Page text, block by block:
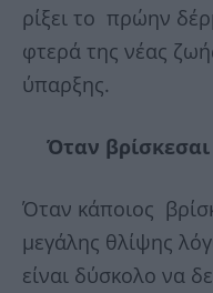
ρίξει το πρώην
φτερά της νέας
ύπαρξης.
Όταν
Όταν κάποιος
μεγάλης θλίψης
είναι δύσκολο να